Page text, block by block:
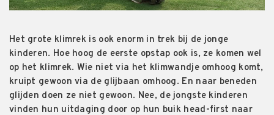
Het grote klimrek is ook enorm in trek bij de jonge
kinderen. Hoe hoog de eerste opstap ook is, ze komen wel
op het klimrek. Wie niet via het klimwandje omhoog komt,
kruipt gewoon via de glijbaan omhoog. En naar beneden
glijden doen ze niet gewoon. Nee, de jongste kinderen
vinden hun uitdaging door op hun buik head-first naar